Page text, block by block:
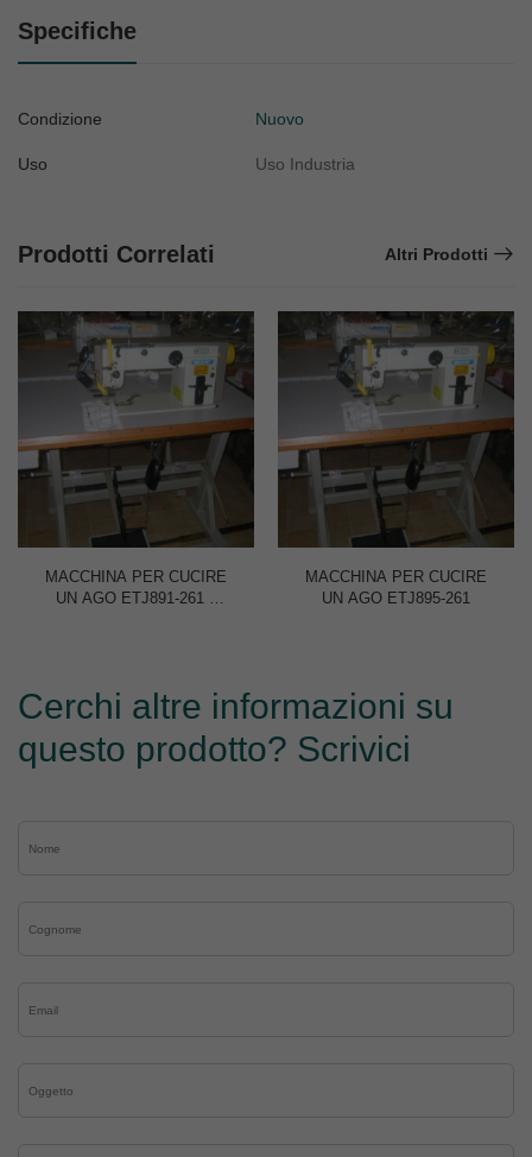
Specifiche
Condizione Nuovo
Uso Uso Industria
Prodotti Correlati Altri Prodotti
MACCHINA PER CUCIRE
UN AGO ETJ891-261 –
MACCHINA PER CUCIRE
UN AGO ETJ895-261
Cerchi altre informazioni su
questo prodotto? Scrivici